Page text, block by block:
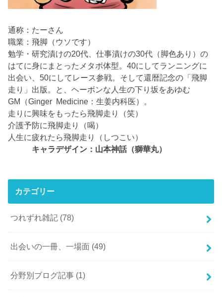
通称：たーさん
職業：飛脚（ウソです）
勉学・研究漬けの20代、仕事漬けの30代（脚色あり）の
はてに身にまとったメタボ体型。40にしてランニングに
出会い、50にしてレース参戦。そして還暦記念の「飛脚
走り」出版。と、ヘーボンな人生の下り坂をあゆむ
GM（Ginger Medicine：生姜内科医）。
走りに興味をもったら飛脚走り（笑）
介護予防に飛脚走り（喝）
人生に疲れたら飛脚走り（しつこい）
キャラデザイン：山本神話（獅華丸）
カテゴリー
つれずれ雑記 (78)
出会いの一冊、一場面 (49)
分野別ブログ記事 (1)